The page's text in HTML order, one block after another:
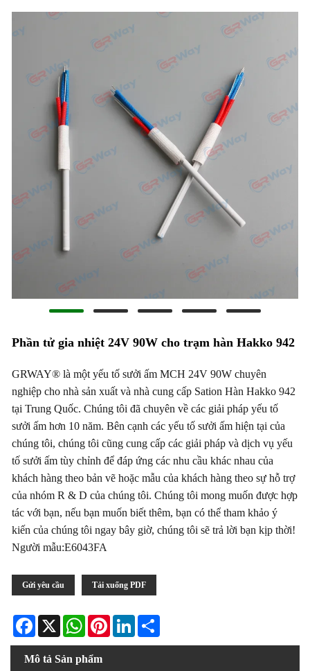
Phần tử gia nhiệt 24V 90W cho trạm hàn Hakko 942
GRWAY® là một yếu tố sưởi ấm MCH 24V 90W chuyên
nghiệp cho nhà sản xuất và nhà cung cấp Sation Hàn Hakko 942
tại Trung Quốc. Chúng tôi đã chuyên về các giải pháp yếu tố
sưởi ấm hơn 10 năm. Bên cạnh các yếu tố sưởi ấm hiện tại của
chúng tôi, chúng tôi cũng cung cấp các giải pháp và dịch vụ yếu
tố sưởi ấm tùy chỉnh để đáp ứng các nhu cầu khác nhau của
khách hàng theo bản vẽ hoặc mẫu của khách hàng theo sự hỗ trợ
của nhóm R & D của chúng tôi. Chúng tôi mong muốn được hợp
tác với bạn, nếu bạn muốn biết thêm, bạn có thể tham khảo ý
kiến ​​của chúng tôi ngay bây giờ, chúng tôi sẽ trả lời bạn kịp thời!
Người mẫu:E6043FA
Gửi yêu cầu Tải xuống PDF
Facebook
X WhatsAppPinterestLinkedIn
Mô tả Sản phẩm